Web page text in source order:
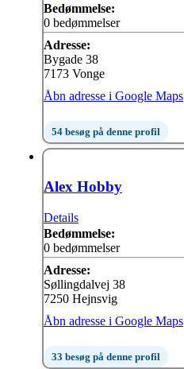
Bedømmelse:
0 bedømmelser
Adresse:
Bygade 38
7173 Vonge
Åbn adresse i Google Maps
54 besøg på denne profil
Alex Hobby
Details
Bedømmelse:
0 bedømmelser
Adresse:
Søllingdalvej 38
7250 Hejnsvig
Åbn adresse i Google Maps
33 besøg på denne profil